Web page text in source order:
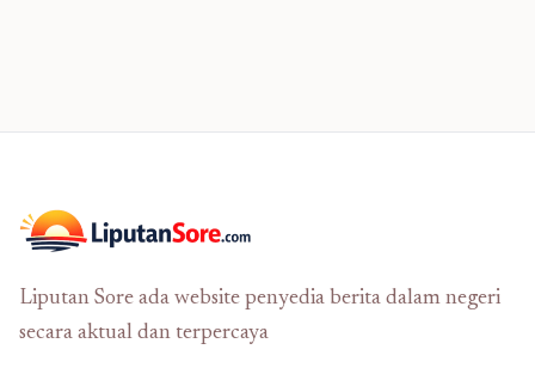
Liputan Sore ada website penyedia berita dalam negeri
secara aktual dan terpercaya